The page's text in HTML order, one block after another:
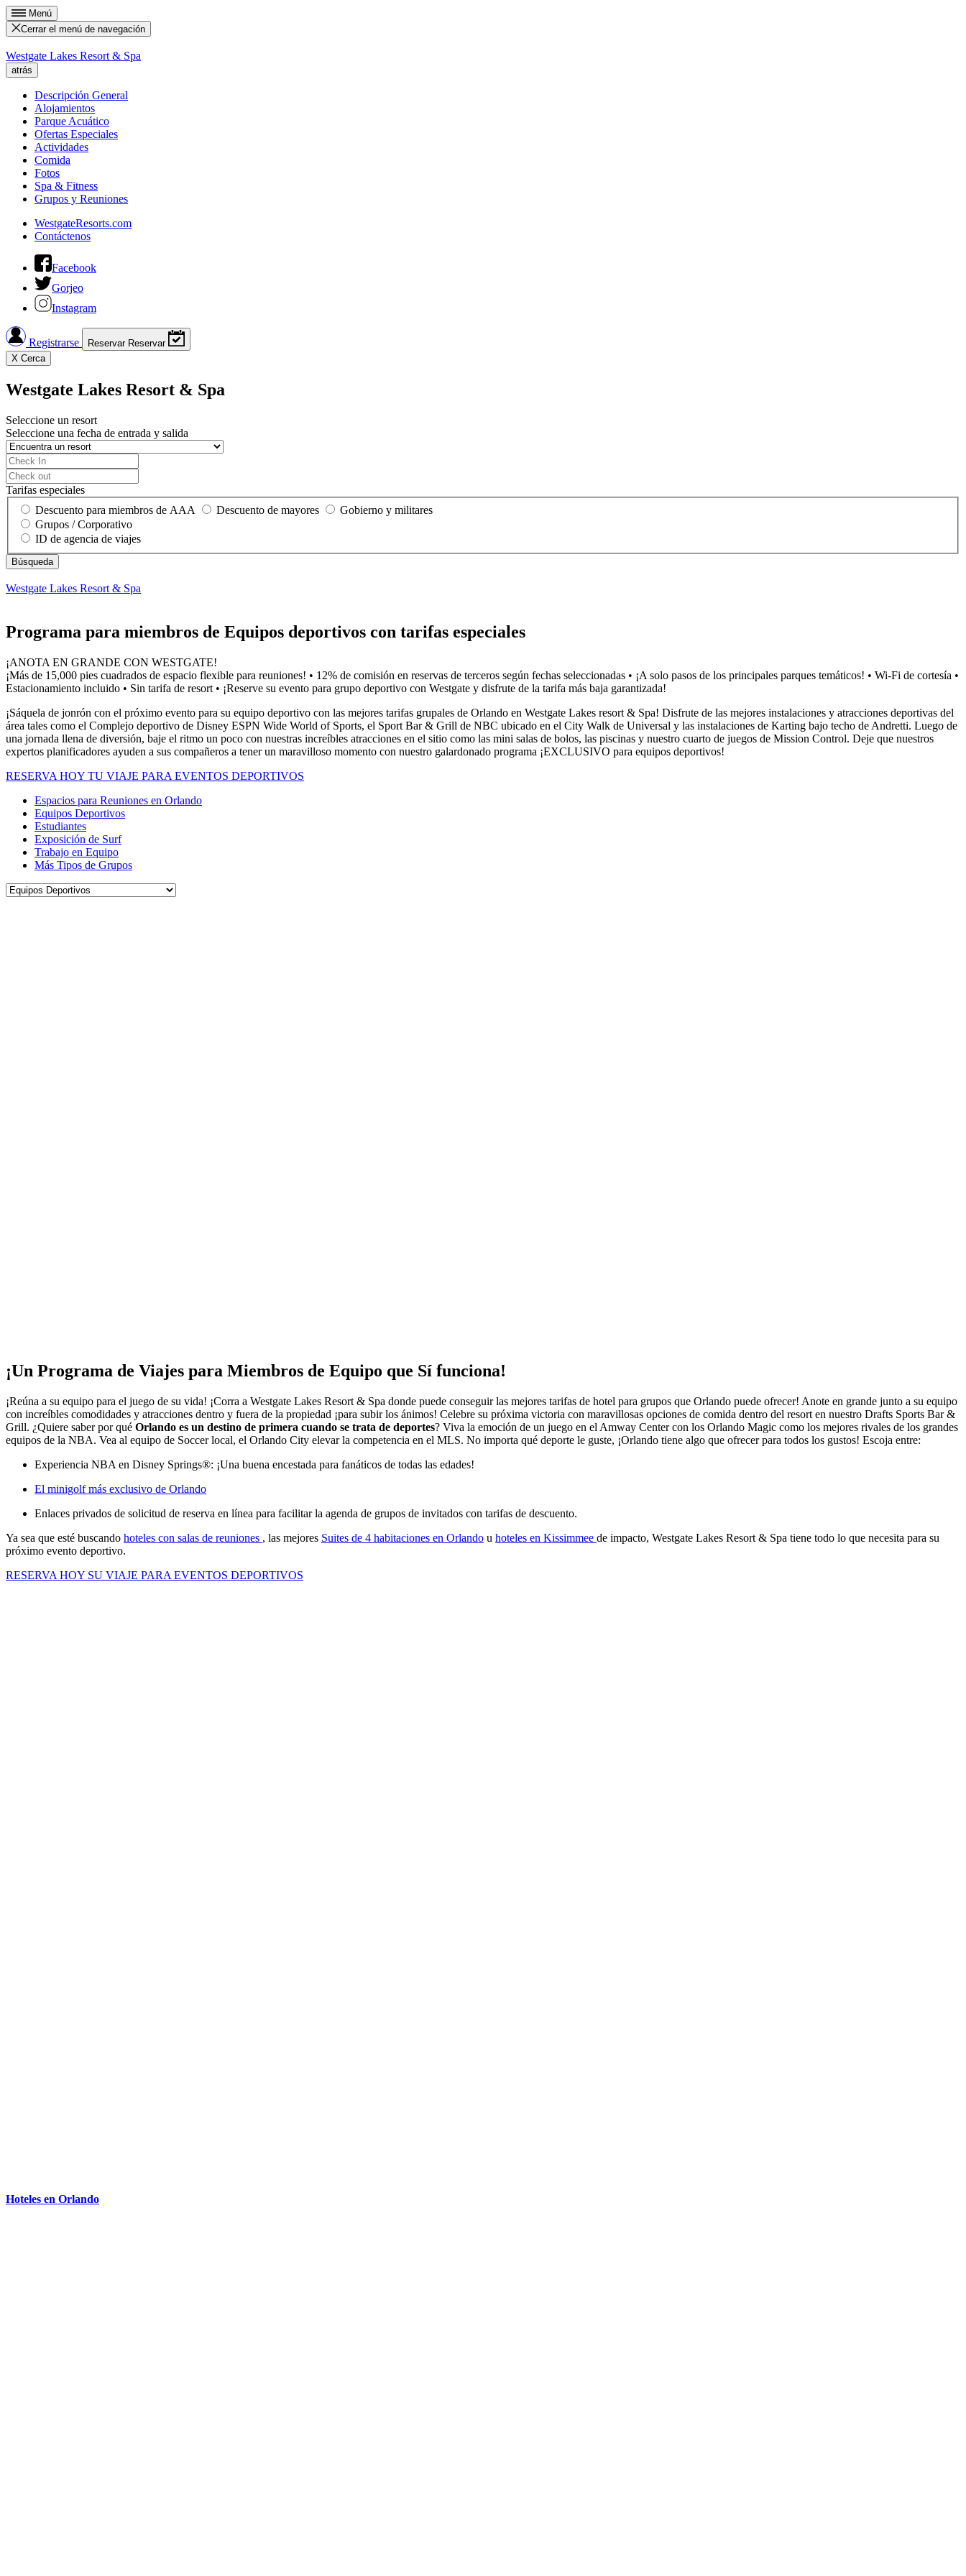
Menú
Cerrar el menú de navegación
Westgate Lakes Resort & Spa
atrás
Descripción General
Alojamientos
Parque Acuático
Ofertas Especiales
Actividades
Comida
Fotos
Spa & Fitness
Grupos y Reuniones
WestgateResorts.com
Contáctenos
Facebook
Gorjeo
Instagram
Registrarse Reservar Reservar
X Cerca
Westgate Lakes Resort & Spa
Seleccione un resort
Seleccione una fecha de entrada y salida
Tarifas especiales
Descuento para miembros de AAA
Descuento de mayores
Gobierno y militares
Grupos / Corporativo
ID de agencia de viajes
Westgate Lakes Resort & Spa
Programa para miembros de Equipos deportivos con tarifas especiales
¡ANOTA EN GRANDE CON WESTGATE!
¡Más de 15,000 pies cuadrados de espacio flexible para reuniones! • 12% de comisión en reservas de terceros según fechas seleccionadas • ¡A solo pasos de los principales parques temáticos! • Wi-Fi de cortesía •
Estacionamiento incluido • Sin tarifa de resort • ¡Reserve su evento para grupo deportivo con Westgate y disfrute de la tarifa más baja garantizada!
¡Sáquela de jonrón con el próximo evento para su equipo deportivo con las mejores tarifas grupales de Orlando en Westgate Lakes resort & Spa! Disfrute de las mejores instalaciones y atracciones deportivas del
área tales como el Complejo deportivo de Disney ESPN Wide World of Sports, el Sport Bar & Grill de NBC ubicado en el City Walk de Universal y las instalaciones de Karting bajo techo de Andretti. Luego de
una jornada llena de diversión, baje el ritmo un poco con nuestras increíbles atracciones en el sitio como las mini salas de bolos, las piscinas y nuestro cuarto de juegos de Mission Control. Deje que nuestros
expertos planificadores ayuden a sus compañeros a tener un maravilloso momento con nuestro galardonado programa ¡EXCLUSIVO para equipos deportivos!
RESERVA HOY TU VIAJE PARA EVENTOS DEPORTIVOS
Espacios para Reuniones en Orlando
Equipos Deportivos
Estudiantes
Exposición de Surf
Trabajo en Equipo
Más Tipos de Grupos
¡Un Programa de Viajes para Miembros de Equipo que Sí funciona!
¡Reúna a su equipo para el juego de su vida! ¡Corra a Westgate Lakes Resort & Spa donde puede conseguir las mejores tarifas de hotel para grupos que Orlando puede ofrecer! Anote en grande junto a su equipo
con increíbles comodidades y atracciones dentro y fuera de la propiedad ¡para subir los ánimos! Celebre su próxima victoria con maravillosas opciones de comida dentro del resort en nuestro Drafts Sports Bar &
Grill. ¿Quiere saber por qué Orlando es un destino de primera cuando se trata de deportes? Viva la emoción de un juego en el Amway Center con los Orlando Magic como los mejores rivales de los grandes
equipos de la NBA. Vea al equipo de Soccer local, el Orlando City elevar la competencia en el MLS. No importa qué deporte le guste, ¡Orlando tiene algo que ofrecer para todos los gustos! Escoja entre:
Experiencia NBA en Disney Springs®: ¡Una buena encestada para fanáticos de todas las edades!
El minigolf más exclusivo de Orlando
Enlaces privados de solicitud de reserva en línea para facilitar la agenda de grupos de invitados con tarifas de descuento.
Ya sea que esté buscando hoteles con salas de reuniones , las mejores Suites de 4 habitaciones en Orlando u hoteles en Kissimmee de impacto, Westgate Lakes Resort & Spa tiene todo lo que necesita para su
próximo evento deportivo.
RESERVA HOY SU VIAJE PARA EVENTOS DEPORTIVOS
Hoteles en Orlando